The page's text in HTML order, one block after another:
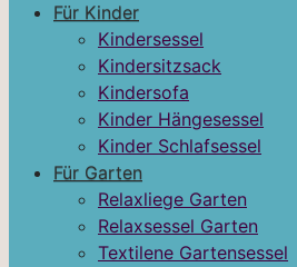
Für Kinder
Kindersessel
Kindersitzsack
Kindersofa
Kinder Hängesessel
Kinder Schlafsessel
Für Garten
Relaxliege Garten
Relaxsessel Garten
Textilene Gartensessel